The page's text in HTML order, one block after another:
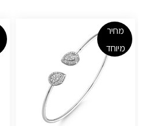
מחיר
מיוחד